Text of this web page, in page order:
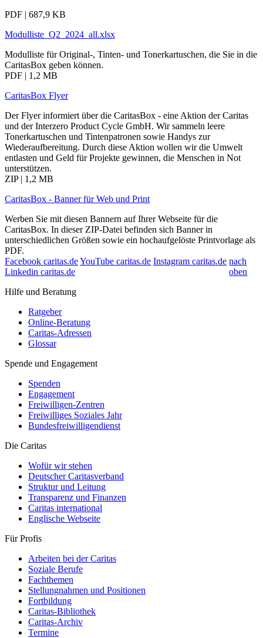
PDF | 687,9 KB
Modulliste_Q2_2024_all.xlsx
Modulliste für Original-, Tinten- und Tonerkartuschen, die Sie in die
CaritasBox geben können.
PDF | 1,2 MB
CaritasBox Flyer
Der Flyer informiert über die CaritasBox - eine Aktion der Caritas
und der Interzero Product Cycle GmbH. Wir sammeln leere
Tonerkartuschen und Tintenpatronen sowie Handys zur
Wiederaufbereitung. Durch diese Aktion wollen wir die Umwelt
entlasten und Geld für Projekte gewinnen, die Menschen in Not
unterstützen.
ZIP | 1,2 MB
CaritasBox - Banner für Web und Print
Werben Sie mit diesen Bannern auf Ihrer Webseite für die
CaritasBox. In dieser ZIP-Datei befinden sich Banner in
unterschiedlichen Größen sowie ein hochaufgelöste Printvorlage als
PDF.
Facebook caritas.deYouTube caritas.de Instagram caritas.de
Linkedin caritas.de
nach
oben
Hilfe und Beratung
Ratgeber
Online-Beratung
Caritas-Adressen
Glossar
Spende und Engagement
Spenden
Engagement
Freiwilligen-Zentren
Freiwilliges Soziales Jahr
Bundesfreiwilligendienst
Die Caritas
Wofür wir stehen
Deutscher Caritasverband
Struktur und Leitung
Transparenz und Finanzen
Caritas international
Englische Webseite
Für Profis
Arbeiten bei der Caritas
Soziale Berufe
Fachthemen
Stellungnahmen und Positionen
Fortbildung
Caritas-Bibliothek
Caritas-Archiv
Termine